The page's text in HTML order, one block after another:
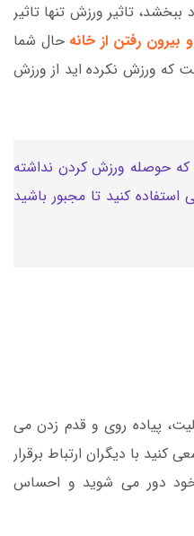
تاثیر ورزش تنها تاثیر
رفتن از خانه حال شما
که ورزش نکرده اید از ورزش
حوصله ورزش کردن نداشته
کنید تا مجبور باشید
پیاده روی و قدم زدن می
کنید با دیگران ارتباط برقرار
دور می شوید و احساس